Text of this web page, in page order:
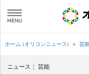
ホーム (オリコンニュース) 芸
ニュース 芸能